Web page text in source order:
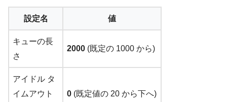
設定名 値
キューの長
さ
2000 (既定の 1000 から)
アイドル タ
イムアウト
0 (既定値の 20 から下へ)